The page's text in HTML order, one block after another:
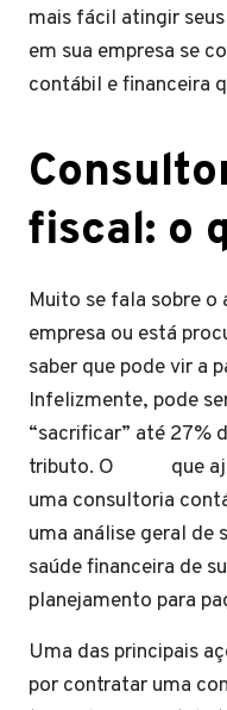
mais fácil atingir
em sua empresa se
contábil e financeira
fiscal: o
Muito se fala sobre o
empresa ou está
saber que pode vir a
Infelizmente, pode
“sacrificar” até 27%
tributo. O que
uma consultoria
uma análise geral de
saúde financeira de
planejamento para
Uma das principais
por contratar uma